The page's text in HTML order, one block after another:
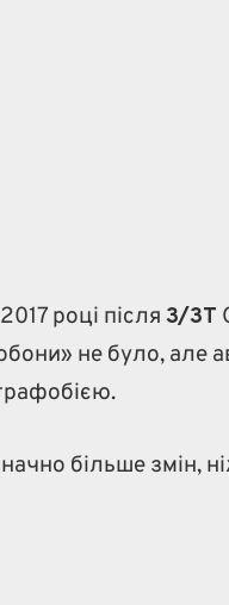
році після 3/3T
не було, але
більше змін,